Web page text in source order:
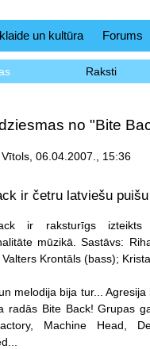
un kultūra Forums
Raksti
no "Bite
06.04.2007., 15:36
ir četru latviešu
ir raksturīgs izteikts
mūzikā. Sastāvs:
Krontāls (bass);
melodija bija tur...
radās Bite Back! Grupas
Machine Head,